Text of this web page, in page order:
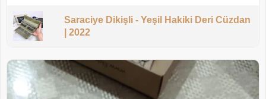
Saraciye Dikişli - Yeşil Hakiki Deri Cüzdan
| 2022